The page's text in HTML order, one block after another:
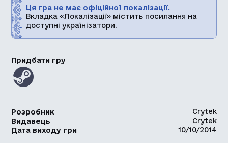
Ця гра не має офіційної локалізації.
Вкладка «Локалізації» містить посилання на
доступні українізатори.
Придбати гру
Розробник
Crytek
Видавець
Crytek
Дата виходу гри
10/10/2014